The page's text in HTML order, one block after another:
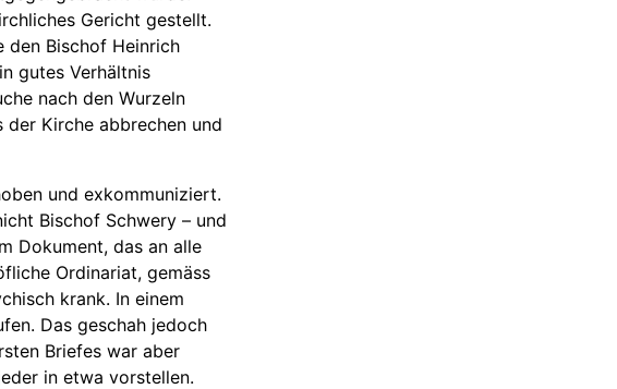
Gericht gestellt.
den Bischof Heinrich
gutes Verhältnis
nach den Wurzeln
der Kirche abbrechen und
und exkommuniziert.
Bischof Schwery – und
Dokument, das an alle
Ordinariat, gemäss
krank. In einem
Das geschah jedoch
Briefes war aber
in etwa vorstellen.